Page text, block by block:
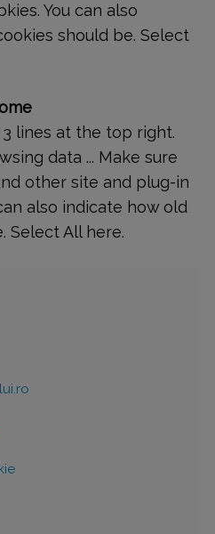
You can also
should be. Select
lines at the top right.
data ... Make sure
other site and plug-in
also indicate how old
Select All here.